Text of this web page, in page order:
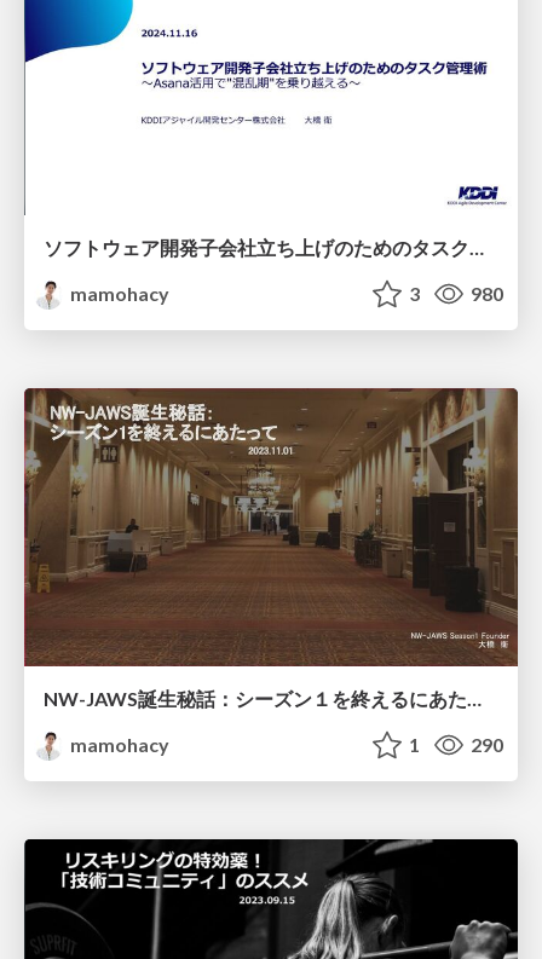
ソフトウェア開発子会社立ち上げのためのタスク管理術〜Asana活用で"混乱期"を乗り越える〜
mamohacy
3 980
NW-JAWS誕生秘話：シーズン１を終えるにあたって
mamohacy
1 290